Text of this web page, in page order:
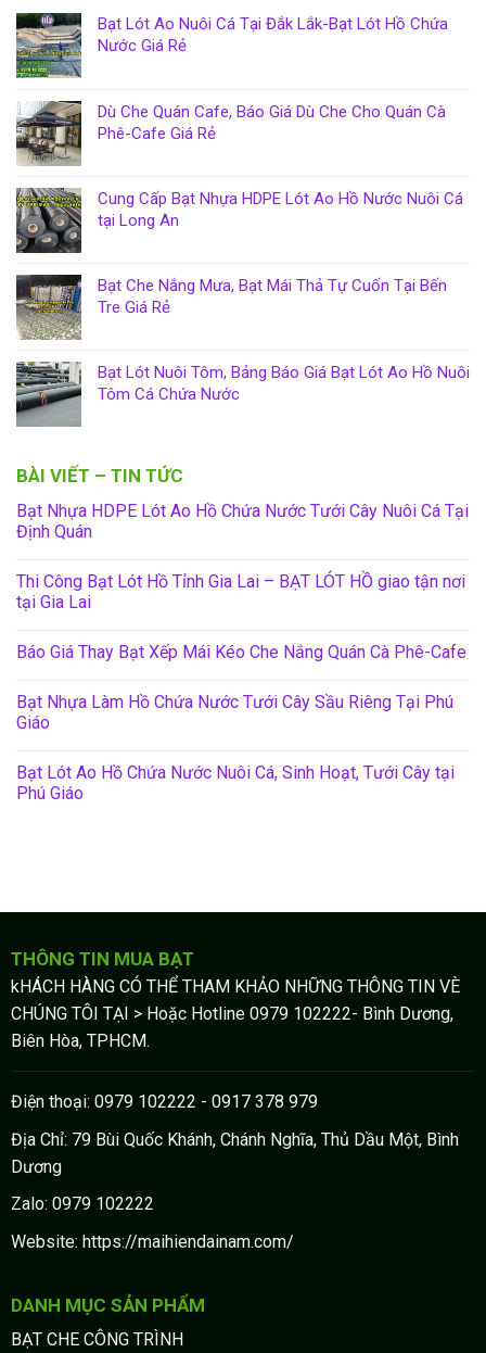
Bạt Lót Ao Nuôi Cá Tại Đắk Lắk-Bạt Lót Hồ Chứa
Nước Giá Rẻ
Dù Che Quán Cafe, Báo Giá Dù Che Cho Quán Cà
Phê-Cafe Giá Rẻ
Cung Cấp Bạt Nhựa HDPE Lót Ao Hồ Nước Nuôi Cá
tại Long An
Bạt Che Nắng Mưa, Bạt Mái Thả Tự Cuốn Tại Bến
Tre Giá Rẻ
Bạt Lót Nuôi Tôm, Bảng Báo Giá Bạt Lót Ao Hồ Nuôi
Tôm Cá Chứa Nước
BÀI VIẾT – TIN TỨC
Bạt Nhựa HDPE Lót Ao Hồ Chứa Nước Tưới Cây Nuôi Cá Tại
Định Quán
Thi Công Bạt Lót Hồ Tỉnh Gia Lai – BẠT LÓT HỒ giao tận nơi
tại Gia Lai
Báo Giá Thay Bạt Xếp Mái Kéo Che Nắng Quán Cà Phê-Cafe
Bạt Nhựa Làm Hồ Chứa Nước Tưới Cây Sầu Riêng Tại Phú
Giáo
Bạt Lót Ao Hồ Chứa Nước Nuôi Cá, Sinh Hoạt, Tưới Cây tại
Phú Giáo
THÔNG TIN MUA BẠT
kHÁCH HÀNG CÓ THỂ THAM KHẢO NHỮNG THÔNG TIN VÈ
CHÚNG TÔI TẠI > Hoặc Hotline 0979 102222- Bình Dương,
Biên Hòa, TPHCM.
Điện thoại: 0979 102222 - 0917 378 979
Địa Chỉ: 79 Bùi Quốc Khánh, Chánh Nghĩa, Thủ Dầu Một, Bình
Dương
Zalo: 0979 102222
Website: https://maihiendainam.com/
DANH MỤC SẢN PHẨM
BẠT CHE CÔNG TRÌNH